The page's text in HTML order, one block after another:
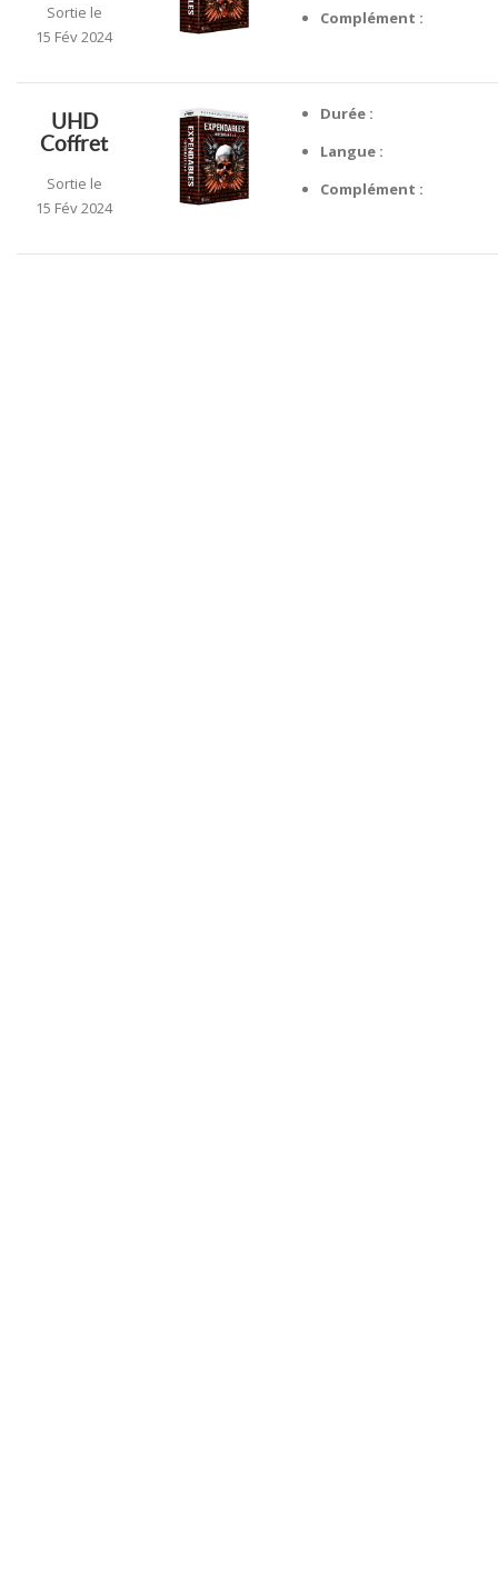
Sortie le
15 Fév 2024
Complément :
UHD
Coffret
Sortie le
15 Fév 2024
Durée :
Langue :
Complément :